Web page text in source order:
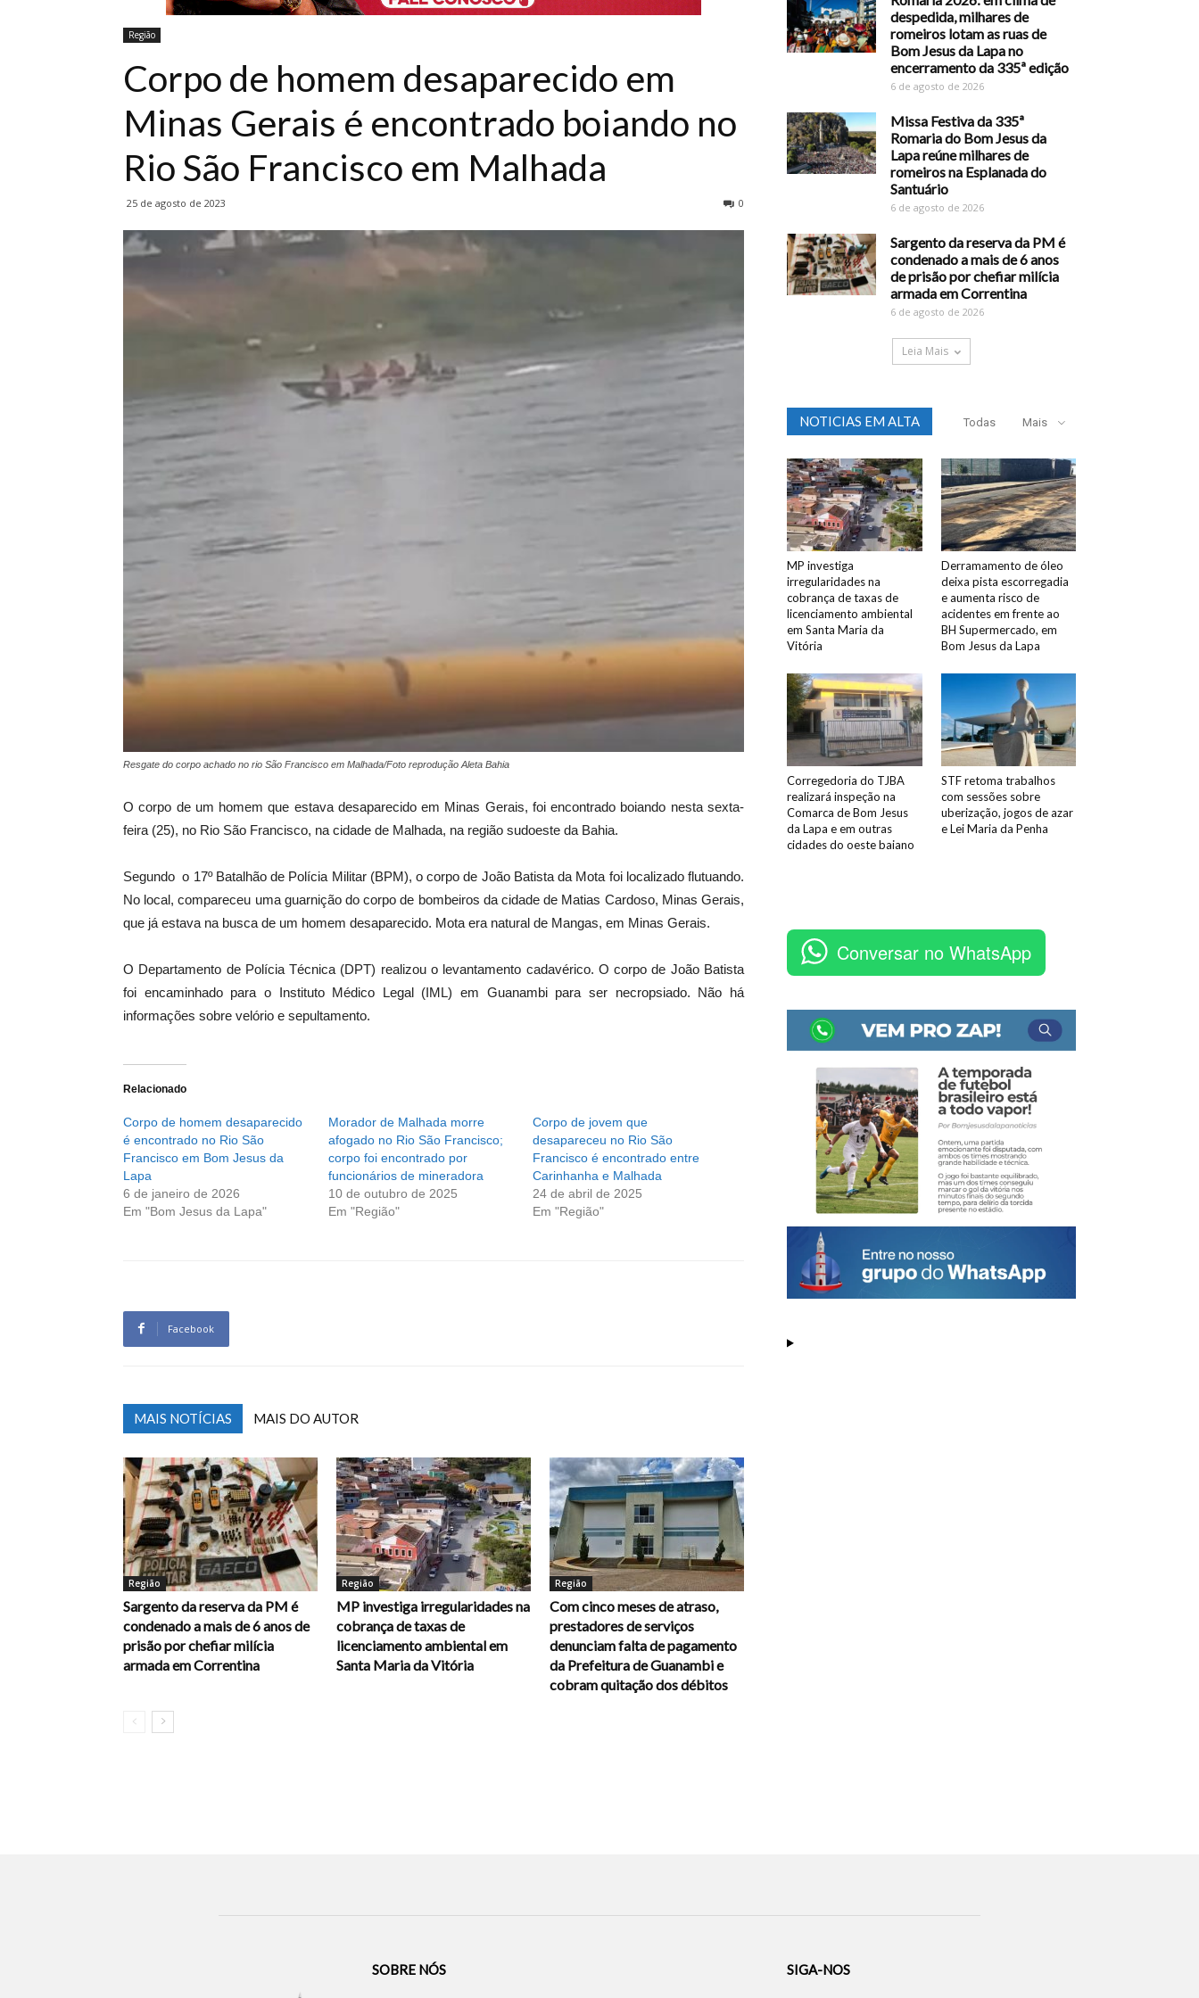
Região
Corpo de homem desaparecido em
Minas Gerais é encontrado boiando no
Rio São Francisco em Malhada
25 de agosto de 2023 0
Resgate do corpo achado no rio São Francisco em Malhada/Foto reprodução Aleta Bahia
O corpo de um homem que estava desaparecido em Minas Gerais, foi encontrado boiando nesta sexta-
feira (25), no Rio São Francisco, na cidade de Malhada, na região sudoeste da Bahia.
Segundo o 17º Batalhão de Polícia Militar (BPM), o corpo de João Batista da Mota foi localizado flutuando.
No local, compareceu uma guarnição do corpo de bombeiros da cidade de Matias Cardoso, Minas Gerais,
que já estava na busca de um homem desaparecido. Mota era natural de Mangas, em Minas Gerais.
O Departamento de Polícia Técnica (DPT) realizou o levantamento cadavérico. O corpo de João Batista
foi encaminhado para o Instituto Médico Legal (IML) em Guanambi para ser necropsiado. Não há
informações sobre velório e sepultamento.
Relacionado
Corpo de homem desaparecido
é encontrado no Rio São
Francisco em Bom Jesus da
Lapa
6 de janeiro de 2026
Em "Bom Jesus da Lapa"
Morador de Malhada morre
afogado no Rio São Francisco;
corpo foi encontrado por
funcionários de mineradora
10 de outubro de 2025
Em "Região"
Corpo de jovem que
desapareceu no Rio São
Francisco é encontrado entre
Carinhanha e Malhada
24 de abril de 2025
Em "Região"
Facebook
MAIS NOTÍCIAS MAIS DO AUTOR
Região
Sargento da reserva da PM é
condenado a mais de 6 anos de
prisão por chefiar milícia
armada em Correntina
Região
MP investiga irregularidades na
cobrança de taxas de
licenciamento ambiental em
Santa Maria da Vitória
Região
Com cinco meses de atraso,
prestadores de serviços
denunciam falta de pagamento
da Prefeitura de Guanambi e
cobram quitação dos débitos
despedida, milhares de
romeiros lotam as ruas de
Bom Jesus da Lapa no
encerramento da 335ª edição
6 de agosto de 2026
Missa Festiva da 335ª
Romaria do Bom Jesus da
Lapa reúne milhares de
romeiros na Esplanada do
Santuário
6 de agosto de 2026
Sargento da reserva da PM é
condenado a mais de 6 anos
de prisão por chefiar milícia
armada em Correntina
6 de agosto de 2026
Leia Mais
NOTICIAS EM ALTA Todas Mais
MP investiga
irregularidades na
cobrança de taxas de
licenciamento ambiental
em Santa Maria da
Vitória
Derramamento de óleo
deixa pista escorregadia
e aumenta risco de
acidentes em frente ao
BH Supermercado, em
Bom Jesus da Lapa
Corregedoria do TJBA
realizará inspeção na
Comarca de Bom Jesus
da Lapa e em outras
cidades do oeste baiano
STF retoma trabalhos
com sessões sobre
uberização, jogos de azar
e Lei Maria da Penha
Conversar no WhatsApp
SOBRE NÓS SIGA-NOS